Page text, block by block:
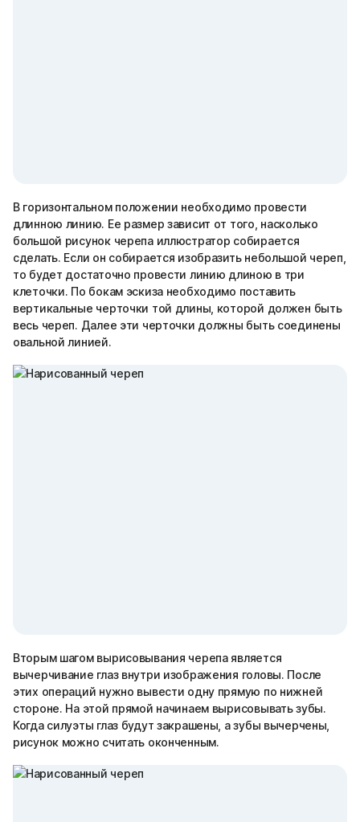
В горизонтальном положении необходимо провести
длинною линию. Ее размер зависит от того, насколько
большой рисунок черепа иллюстратор собирается
сделать. Если он собирается изобразить небольшой череп,
то будет достаточно провести линию длиною в три
клеточки. По бокам эскиза необходимо поставить
вертикальные черточки той длины, которой должен быть
весь череп. Далее эти черточки должны быть соединены
овальной линией.
Вторым шагом вырисовывания черепа является
вычерчивание глаз внутри изображения головы. После
этих операций нужно вывести одну прямую по нижней
стороне. На этой прямой начинаем вырисовывать зубы.
Когда силуэты глаз будут закрашены, а зубы вычерчены,
рисунок можно считать оконченным.